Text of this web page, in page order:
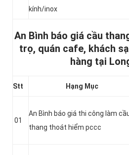
kính/inox
An Bình báo giá cầu
trọ, quán cafe, khách
hàng tại
Stt Hạng Mục
01
An Bình báo giá thi công làm
thang thoát hiểm pccc